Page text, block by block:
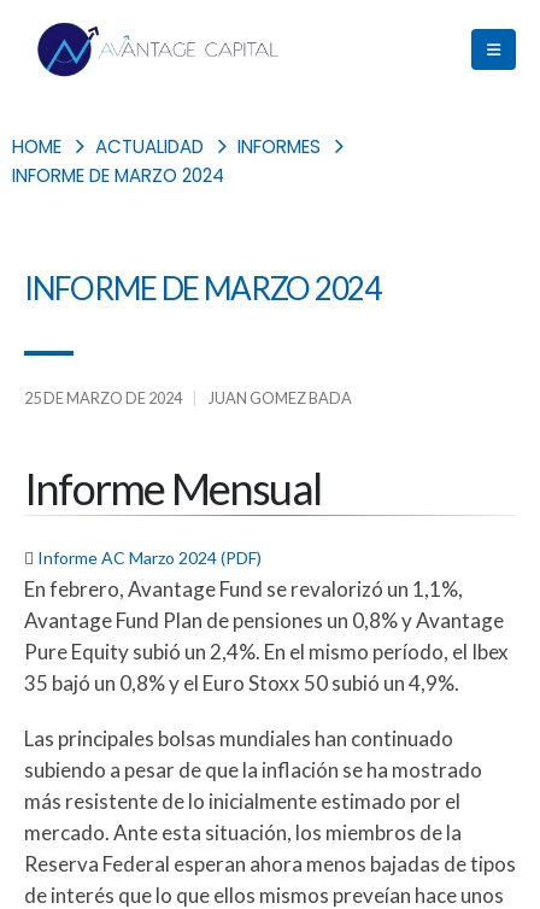
HOME ACTUALIDAD
INFORMES
INFORME DE MARZO 2024
INFORME DE MARZO 2024
25 DE MARZO DE 2024 JUAN GOMEZ BADA
Informe Mensual
 Informe AC Marzo 2024 (PDF)
En febrero, Avantage Fund se revalorizó un 1,1%,
Avantage Fund Plan de pensiones un 0,8% y Avantage
Pure Equity subió un 2,4%. En el mismo período, el Ibex
35 bajó un 0,8% y el Euro Stoxx 50 subió un 4,9%.
Las principales bolsas mundiales han continuado
subiendo a pesar de que la inflación se ha mostrado
más resistente de lo inicialmente estimado por el
mercado. Ante esta situación, los miembros de la
Reserva Federal esperan ahora menos bajadas de tipos
de interés que lo que ellos mismos preveían hace unos